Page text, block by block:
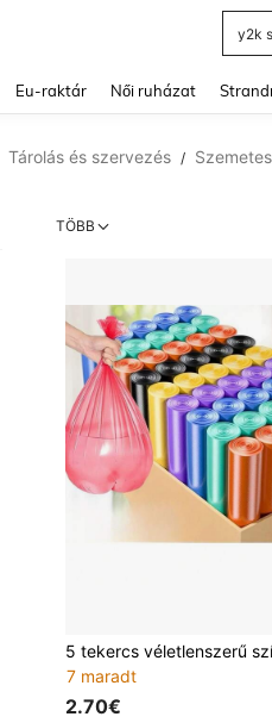
férfi
Eu-raktár Női ruházat
Tárolás és szervezés /
TÖBB
7 maradt
2.70€